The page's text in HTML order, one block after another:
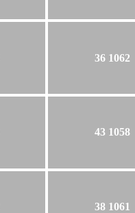
36 1062
43 1058
38 1061